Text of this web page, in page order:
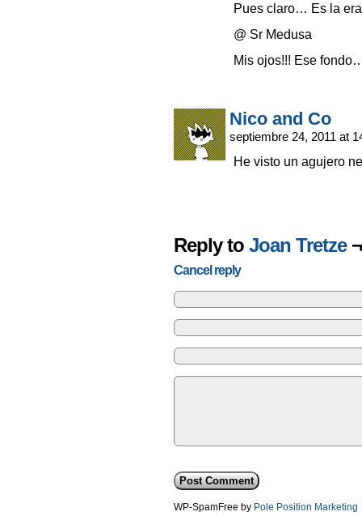
Pues claro… Es la
@ Sr Medusa
Mis ojos!!! Ese
Nico and Co
septiembre 24, 2011 at
He visto un agujero
Reply to Joan Tretze¬
Cancel reply
WP-SpamFree by Pole Position Marketing